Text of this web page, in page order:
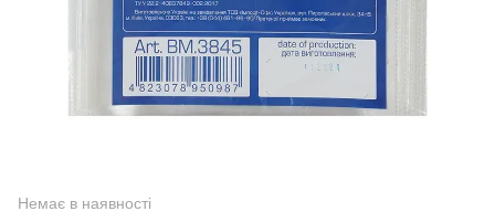
Немає в наявності